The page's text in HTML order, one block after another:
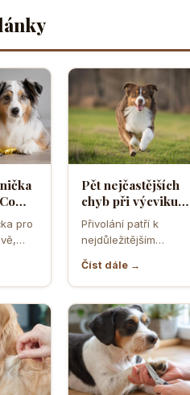
pro
Pět nejčastějších
chyb při výcviku
přivolání které dělá
většina pejskařů
Přivolání patří k
nejdůležitějším
protože rozhoduje o
bezpečí, pohodě i o
tom,…
Číst dále →